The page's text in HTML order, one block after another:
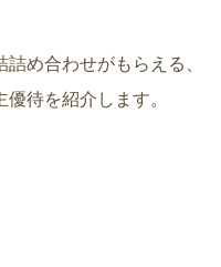
め合わせがもらえる、
待を紹介します。